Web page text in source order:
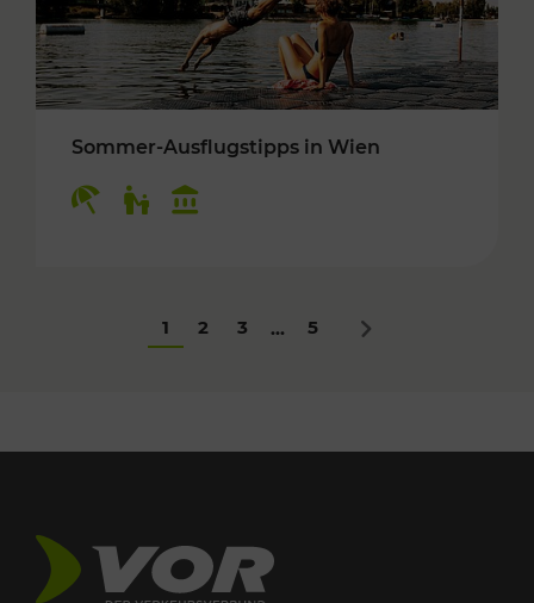
Sommer-Ausflugstipps in Wien
1 2 3 ... 5 Nächstes